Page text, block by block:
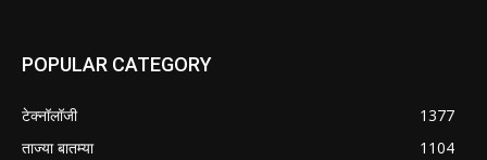
POPULAR CATEGORY
टेक्नॉलॉजी
1377
ताज्या बातम्या
1104